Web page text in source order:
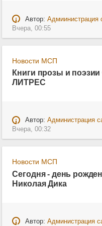
Автор: Адмиинистрация
Вчера, 00:55
Новости МСП
Книги прозы и
ЛИТРЕС
Автор: Администрация
Вчера, 00:32
Новости МСП
Сегодня - день
Николая Дика
Автор: Администрация